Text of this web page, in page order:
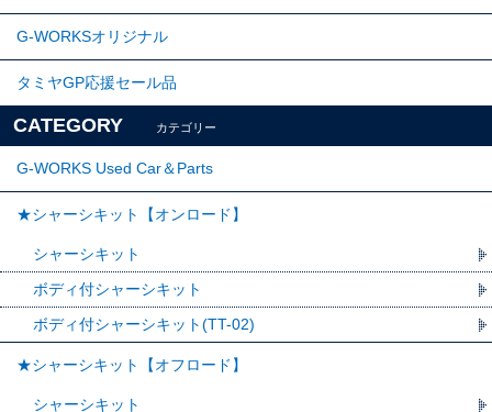
G-WORKSオリジナル
タミヤGP応援セール品
CATEGORY カテゴリー
G-WORKS Used Car＆Parts
★シャーシキット【オンロード】
シャーシキット
ボディ付シャーシキット
ボディ付シャーシキット(TT-02)
★シャーシキット【オフロード】
シャーシキット